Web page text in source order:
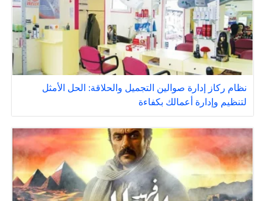
نظام ركاز إدارة صوالين التجميل والحلاقة: الحل الأمثل
لتنظيم وإدارة أعمالك بكفاءة